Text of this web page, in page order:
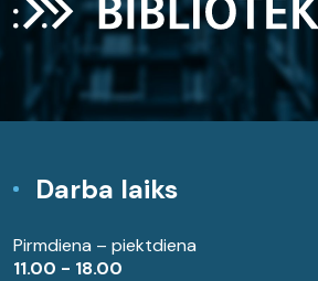
Darba laiks
Pirmdiena – piektdiena
11.00 - 18.00